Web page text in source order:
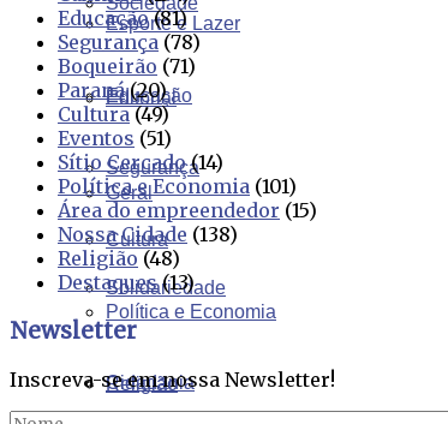
Esporte e Lazer
Educação
Segurança
Cultura
Política e Economia
Religião
Editorial
Geral
Solidariedade
Cidadania
Educação(81)
Segurança (78)
Boqueirão (71)
Paraná(20)
Cultura(49)
Eventos (51)
Sítio Cercado(14)
Política e Economia (101)
Área do empreendedor (15)
Nossa Cidade (138)
Religião (48)
Destaques(13)
Newsletter
Inscreva-se em nossa Newsletter!